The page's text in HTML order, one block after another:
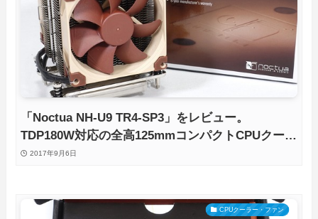
「Noctua NH-U9 TR4-SP3」をレビュー。
TDP180W対応の全高125mmコンパクトCPUクーラ
ー2017年9月6日
CPUクーラー・ファン